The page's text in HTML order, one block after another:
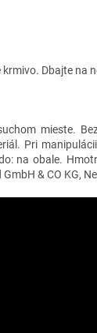
Dbajte na
mieste.
Pri
na obale.
& CO KG,